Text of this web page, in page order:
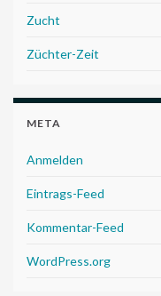
Zucht
Züchter-Zeit
META
Anmelden
Eintrags-Feed
Kommentar-Feed
WordPress.org